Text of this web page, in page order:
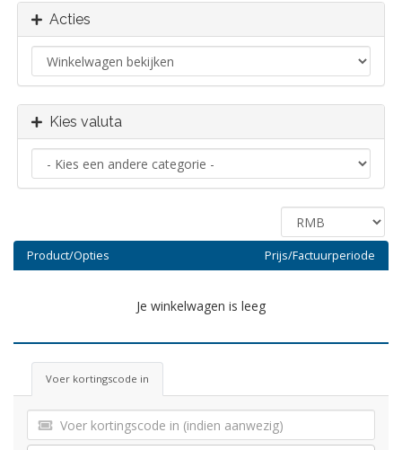
Acties
Kies valuta
Product/Opties Prijs/Factuurperiode
Je winkelwagen is leeg
Voer kortingscode in